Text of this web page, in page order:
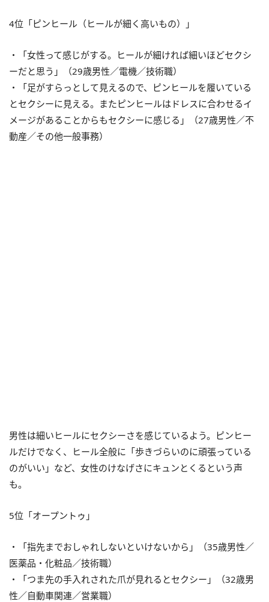
4位「ピンヒール（ヒールが細く高いもの）」
・「女性って感じがする。ヒールが細ければ細いほどセクシ
ーだと思う」（29歳男性／電機／技術職）
・「足がすらっとして見えるので、ピンヒールを履いている
とセクシーに見える。またピンヒールはドレスに合わせるイ
メージがあることからもセクシーに感じる」（27歳男性／不
動産／その他一般事務）
男性は細いヒールにセクシーさを感じているよう。ピンヒー
ルだけでなく、ヒール全般に「歩きづらいのに頑張っている
のがいい」など、女性のけなげさにキュンとくるという声
も。
5位「オープントゥ」
・「指先までおしゃれしないといけないから」（35歳男性／
医薬品・化粧品／技術職）
・「つま先の手入れされた爪が見れるとセクシー」（32歳男
性／自動車関連／営業職）